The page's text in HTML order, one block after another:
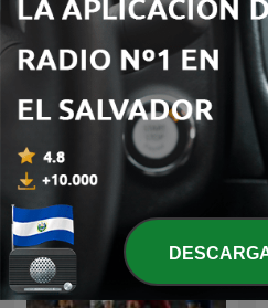
Resumen del Mundial
2026